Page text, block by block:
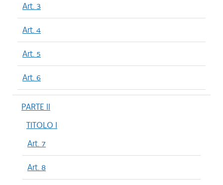
Art. 3
Art. 4
Art. 5
Art. 6
PARTE II
TITOLO I
Art. 7
Art. 8